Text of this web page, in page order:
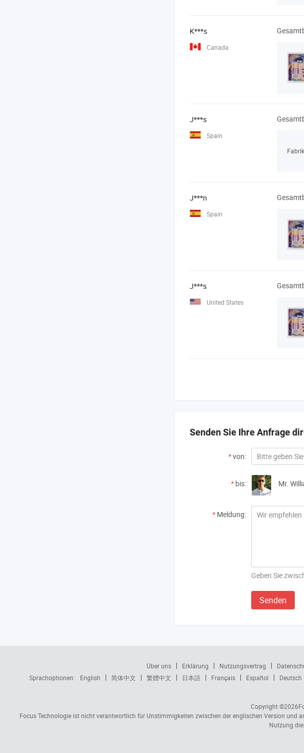
K***s
Canada
J***s
Spain
J***n
Spain
J***s
United States
Senden Sie Ihre Anfrage
*von:
* bis: Mr.
* Meldung:
Geben Sie
Senden
Über uns Erklärung Nutzungsvertrag
Sprachoptionen:
English 简体中文 繁體中文 日本語 Français Español Deutsch
Copyright ©2026
Focus Technologie ist nicht verantwortlich für Unstimmigkeiten zwischen der englischen Version und
Nutzung